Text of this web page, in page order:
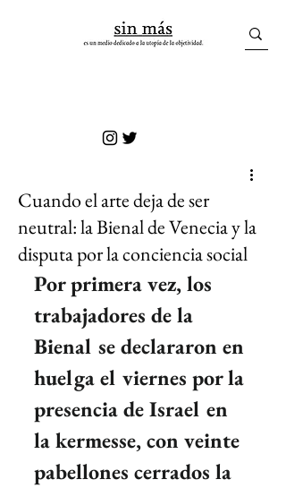
Cuando el arte deja de ser
neutral: la Bienal de Venecia y la
disputa por la conciencia social
Por primera vez, los
trabajadores de la
Bienal se declararon en
huelga el viernes por la
presencia de Israel en
la kermesse, con veinte
pabellones cerrados la